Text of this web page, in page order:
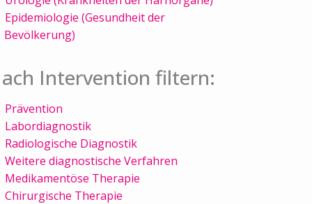
Epidemiologie (Gesundheit der
Bevölkerung)
Intervention filtern:
Prävention
Labordiagnostik
Radiologische Diagnostik
Weitere diagnostische Verfahren
Medikamentöse Therapie
Chirurgische Therapie